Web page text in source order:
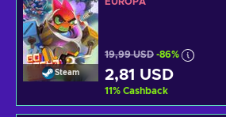
Steam
19,99 USD -86%
2,81 USD
11% Cashback